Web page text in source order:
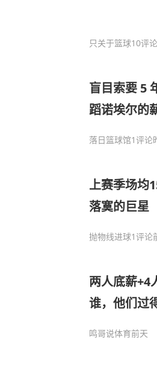
只关于篮球10评论
盲目索要 5
蹈诺埃尔的
落日篮球馆1评论
上赛季场均
落寞的巨星
抛物线进球1评论
两人底薪+4
谁，他们过
鸣哥说体育前天